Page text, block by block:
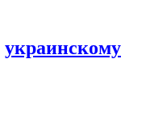
украинскому